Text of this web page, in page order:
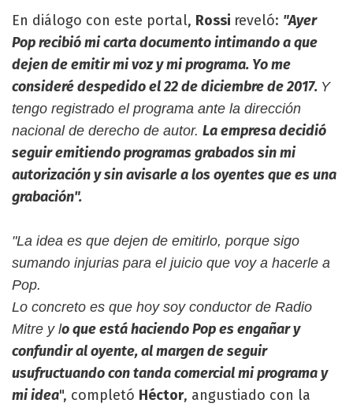
En diálogo con este portal, Rossi reveló: "Ayer
Pop recibió mi carta documento intimando a que
dejen de emitir mi voz y mi programa. Yo me
consideré despedido el 22 de diciembre de 2017. Y
tengo registrado el programa ante la dirección
nacional de derecho de autor. La empresa decidió
seguir emitiendo programas grabados sin mi
autorización y sin avisarle a los oyentes que es una
grabación".
"La idea es que dejen de emitirlo, porque sigo
sumando injurias para el juicio que voy a hacerle a
Pop.
Lo concreto es que hoy soy conductor de Radio
Mitre y lo que está haciendo Pop es engañar y
confundir al oyente, al margen de seguir
usufructuando con tanda comercial mi programa y
mi idea", completó Héctor, angustiado con la